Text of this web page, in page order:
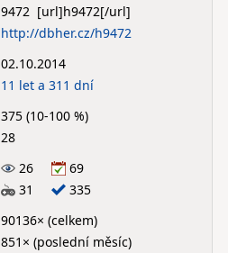
9472
http://dbher.cz/h9472
02.10.2014
11 let a 311 dní
375 (10-100 %)
28
26
69
31
335
90136× (celkem)
851× (poslední měsíc)